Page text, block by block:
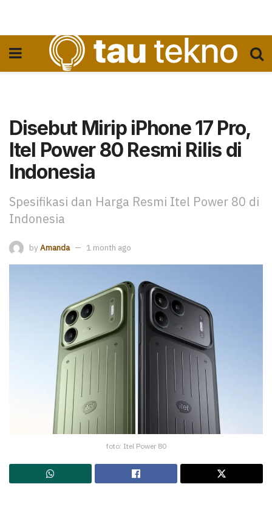
Disebut Mirip iPhone 17 Pro,
Itel Power 80 Resmi Rilis di
Indonesia
Spesifikasi dan Harga Resmi Itel Power 80 di
Indonesia
by Amanda 1 month ago
foto: Itel Power 80